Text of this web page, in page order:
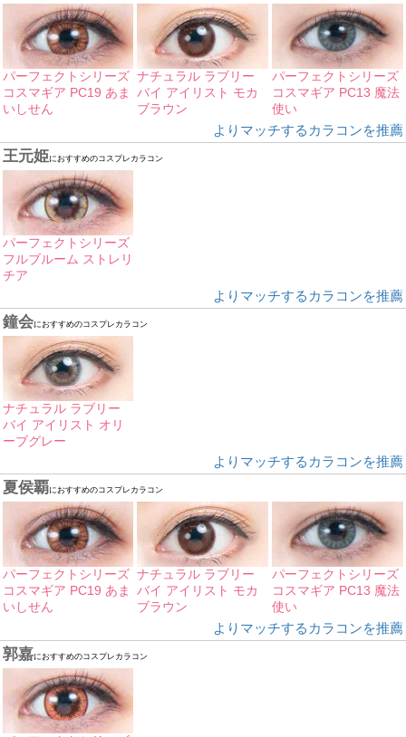
パーフェクトシリーズ
コスマギア PC19 あま
いしせん
ナチュラル ラブリー
バイ アイリスト モカ
ブラウン
パーフェクトシリーズ
コスマギア PC13 魔法
使い
よりマッチするカラコンを推薦
王元姫におすすめのコスプレカラコン
パーフェクトシリーズ
フルブルーム ストレリ
チア
よりマッチするカラコンを推薦
鐘会におすすめのコスプレカラコン
ナチュラル ラブリー
バイ アイリスト オリ
ーブグレー
よりマッチするカラコンを推薦
夏侯覇におすすめのコスプレカラコン
パーフェクトシリーズ
コスマギア PC19 あま
いしせん
ナチュラル ラブリー
バイ アイリスト モカ
ブラウン
パーフェクトシリーズ
コスマギア PC13 魔法
使い
よりマッチするカラコンを推薦
郭嘉におすすめのコスプレカラコン